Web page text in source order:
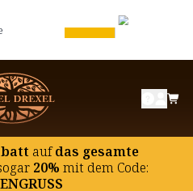
aufdas gesamte
20% mit dem Code: